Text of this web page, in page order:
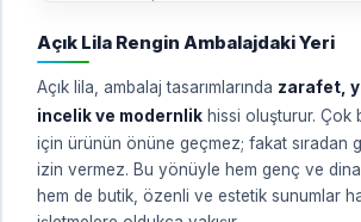
Açık Lila Rengin Ambalajdaki Yeri
Açık lila, ambalaj tasarımlarında zarafet,
incelik ve modernlik hissi oluşturur. Çok
için ürünün önüne geçmez; fakat sıradan
izin vermez. Bu yönüyle hem genç ve
hem de butik, özenli ve estetik sunumlar